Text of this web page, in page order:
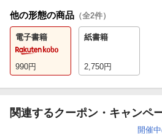
他の形態の商品 （全2件）
電子書籍
990円
紙書籍
2,750円
関連するクーポン・キャンペ
開催